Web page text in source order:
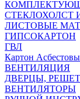
СТЕКЛОХОЛСТ
ЛИСТОВЫЕ
ГИПСОКАРТОН
ГВЛ
Картон
ВЕНТИЛЯЦИЯ
ДВЕРЦЫ,
ВЕНТИЛЯТОРЫ